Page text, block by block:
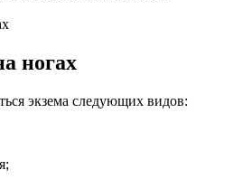
ногах
экзема следующих видов: